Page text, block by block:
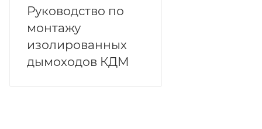
Руководство по
монтажу
изолированных
дымоходов КДМ